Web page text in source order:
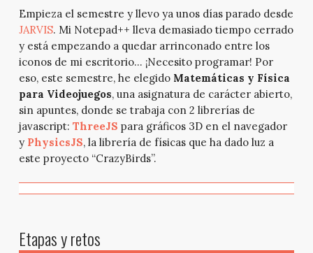
Empieza el semestre y llevo ya unos días parado desde
JARVIS. Mi Notepad++ lleva demasiado tiempo cerrado
y está empezando a quedar arrinconado entre los
iconos de mi escritorio… ¡Necesito programar! Por
eso, este semestre, he elegido Matemáticas y Física
para Videojuegos, una asignatura de carácter abierto,
sin apuntes, donde se trabaja con 2 librerías de
javascript: ThreeJS para gráficos 3D en el navegador
y PhysicsJS, la librería de físicas que ha dado luz a
este proyecto “CrazyBirds”.
Etapas y retos